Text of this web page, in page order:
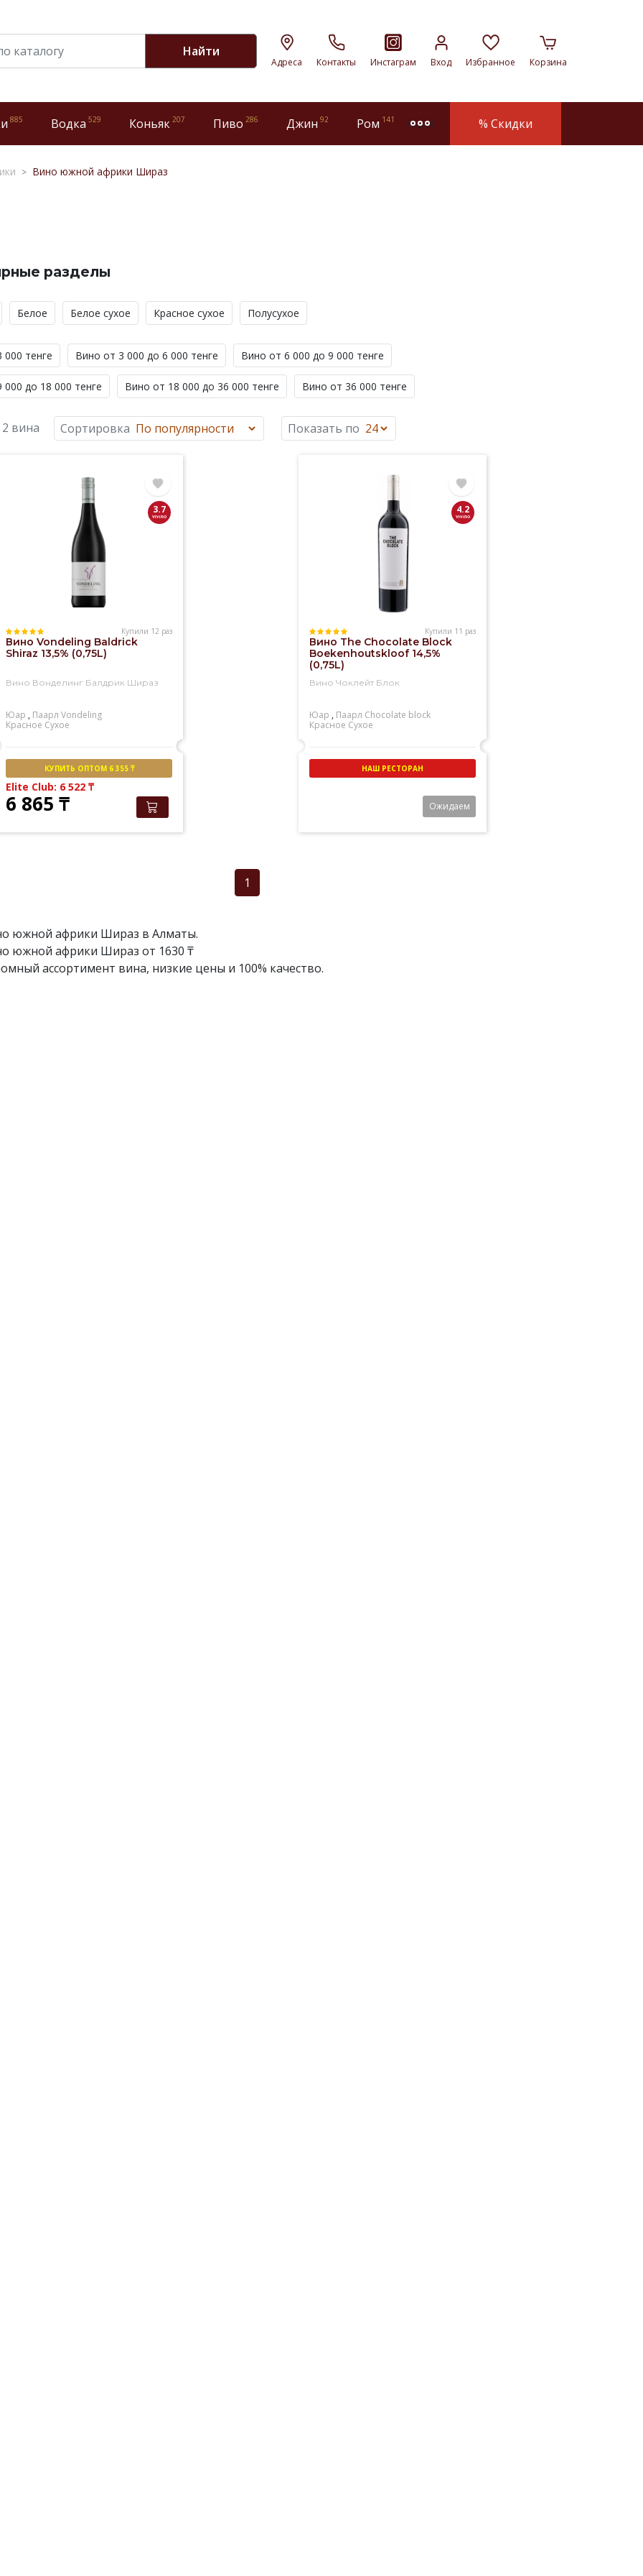
Найти
Адреса Контакты Инстаграм Вход Избранное Корзина
885 Водка 529 Коньяк 207 Пиво 286 Джин 92 Ром 141 more % Скидки
Вино южной африки Шираз
разделы
Белое Белое сухое Красное сухое Полусухое
тенге Вино от 3 000 до 6 000 тенге Вино от 6 000 до 9 000 тенге
до 18 000 тенге Вино от 18 000 до 36 000 тенге Вино от 36 000 тенге
вина Сортировка Показать по
3.7
Купили 12 раз
Вино Vondeling Baldrick
Shiraz 13,5% (0,75L)
Вино Вонделинг Балдрик Шираз
Юар , Паарл Vondeling
Красное Сухое
КУПИТЬ ОПТОМ 6 355 ₸
Elite Club: 6 522 ₸
6 865 ₸
4.2
Купили 11 раз
Вино The Chocolate Block
Boekenhoutskloof 14,5%
(0,75L)
Вино Чоклейт Блок
Юар , Паарл Chocolate block
Красное Сухое
НАШ РЕСТОРАН
Ожидаем
1
южной африки Шираз в Алматы.
южной африки Шираз от 1630 ₸
ассортимент вина, низкие цены и 100% качество.